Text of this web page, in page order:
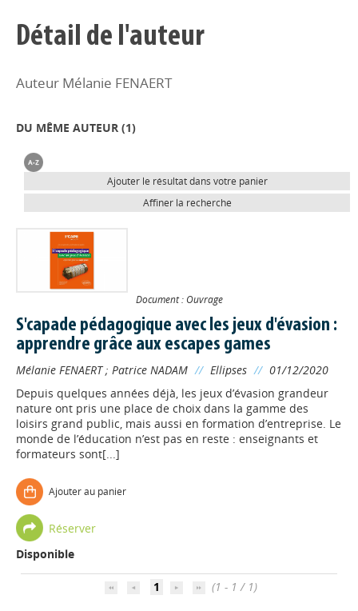
Détail de l'auteur
Auteur Mélanie FENAERT
DU MÊME AUTEUR (1)
Ajouter le résultat dans votre panier
Affiner la recherche
Document : Ouvrage
S'capade pédagogique avec les jeux d'évasion :
apprendre grâce aux escapes games
Mélanie FENAERT; Patrice NADAM // Ellipses // 01/12/2020
Depuis quelques années déjà, les jeux d’évasion grandeur
nature ont pris une place de choix dans la gamme des
loisirs grand public, mais aussi en formation d’entreprise. Le
monde de l’éducation n’est pas en reste : enseignants et
formateurs sont[...]
Ajouter au panier
Réserver
Disponible
1 (1 - 1 / 1)